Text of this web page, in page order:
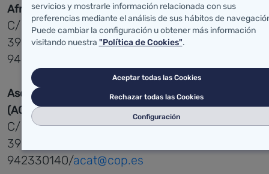
Afrontando Adicciones (AMAT)
C/ General Castañeda Nº 6 - Bajo
39300 Torrelavega
942891242/
Asociación Cántabra de Ayuda al Toxicómano
(ACAT)
C/ Pintor Gutiérrez Solana nº 7
39011 Santander
942330140/acat@cop.es
servicios y mostrarle información relacionada con sus
preferencias mediante el análisis de sus hábitos de
Puede cambiar la configuración u obtener más información
visitando nuestra "Política de Cookies".
Aceptar todas las Cookies
Rechazar todas las Cookies
Configuración